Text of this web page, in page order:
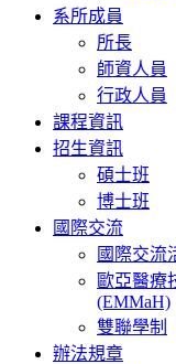
系所成員
所長
師資人員
行政人員
課程資訊
招生資訊
碩士班
博士班
國際交流
國際交流
歐亞醫療
(EMMaH)
雙聯學制
辦法規章